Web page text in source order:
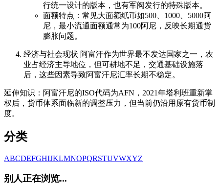
行统一设计的版本，也有军阀发行的特殊版本。
面额特点：常见大面额纸币如500、1000、5000阿
尼，最小流通面额通常为100阿尼，反映长期通货
膨胀问题。
经济与社会现状 阿富汗作为世界最不发达国家之一，农
业占经济主导地位，但可耕地不足，交通基础设施落
后，这些因素导致阿富汗尼汇率长期不稳定。
延伸知识：阿富汗尼的ISO代码为AFN，2021年塔利班重新掌
权后，货币体系面临新的调整压力，但当前仍沿用原有货币制
度。
分类
ABCDEFGHIJKLMNOPQRSTUVWXYZ
别人正在浏览...